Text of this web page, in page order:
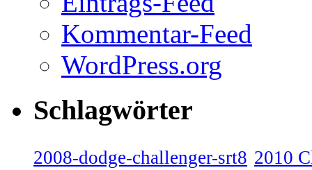
Kommentar-Feed
WordPress.org
Schlagwörter
2008-dodge-challenger-srt8 2010